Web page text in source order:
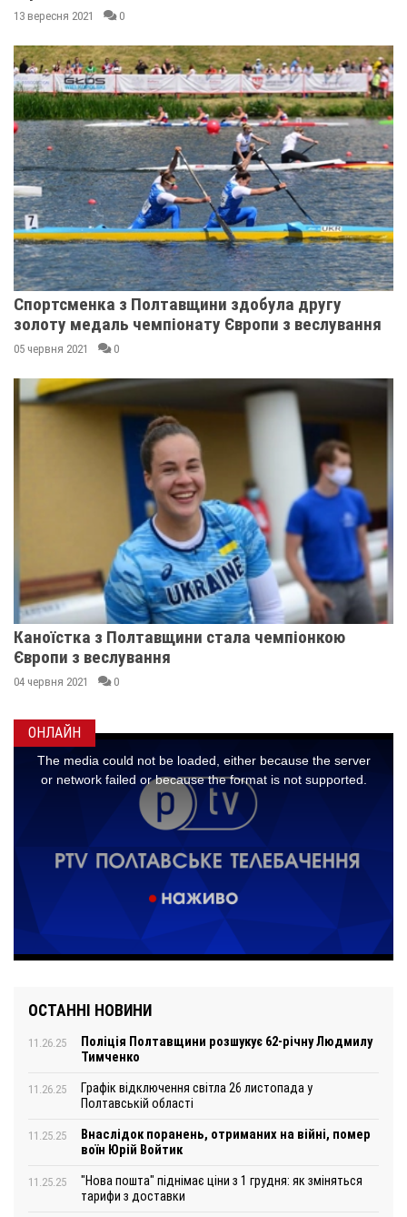
ОНЛАЙН
ОСТАННІ НОВИНИ
11.26.25
Поліція Полтавщини розшукує 62-річну Людмилу
Тимченко
11.26.25
Графік відключення світла 26 листопада у
Полтавській області
11.25.25
Внаслідок поранень, отриманих на війні, помер
воїн Юрій Войтик
11.25.25
"Нова пошта" піднімає ціни з 1 грудня: як зміняться
тарифи з доставки
13 вересня 2021 0
Спортсменка з Полтавщини здобула другу
золоту медаль чемпіонату Європи з веслування
05 червня 2021 0
Каноїстка з Полтавщини стала чемпіонкою
Європи з веслування
04 червня 2021 0